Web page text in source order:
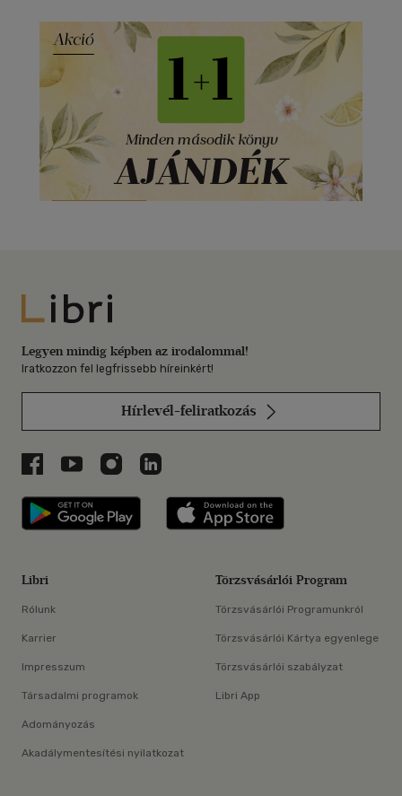
Libri
Legyen mindig képben az irodalommal!
Iratkozzon fel legfrissebb híreinkért!
Hírlevél-feliratkozás
Libri a Facebookon
Libri a Youtube-on
Libri az Instagramon
Libri a LinkedInen
Libri applikáció Szerezd meg: Google
Libri
Rólunk
Karrier
Impresszum
Társadalmi programok
Adományozás
Akadálymentesítési nyilatkozat
Törzsvásárlói Program
Törzsvásárlói Programunkról
Törzsvásárlói Kártya egyenlege
Törzsvásárlói szabályzat
Libri App